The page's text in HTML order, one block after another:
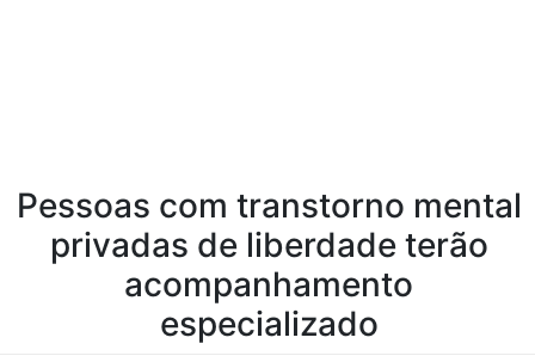
Pessoas com transtorno mental
privadas de liberdade terão
acompanhamento
especializado